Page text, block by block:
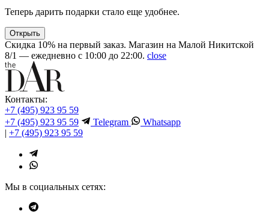
Теперь дарить подарки стало еще удобнее.
Открыть
Скидка 10% на первый заказ. Магазин на Малой Никитской
8/1 — ежедневно с 10:00 до 22:00. close
Контакты:
+7 (495) 923 95 59
+7 (495) 923 95 59
Telegram
Whatsapp
| +7 (495) 923 95 59
Мы в социальных сетях: